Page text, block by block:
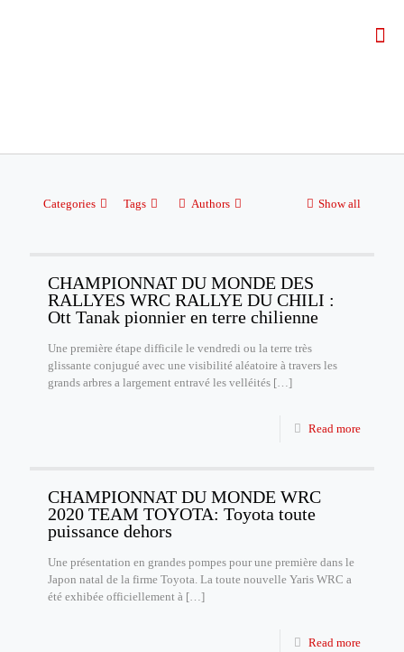
Categories Tags Authors Show all
CHAMPIONNAT DU MONDE DES
RALLYES WRC RALLYE DU CHILI :
Ott Tanak pionnier en terre chilienne
Une première étape difficile le vendredi ou la terre très
glissante conjugué avec une visibilité aléatoire à travers les
grands arbres a largement entravé les velléités […]
Read more
CHAMPIONNAT DU MONDE WRC
2020 TEAM TOYOTA: Toyota toute
puissance dehors
Une présentation en grandes pompes pour une première dans le
Japon natal de la firme Toyota. La toute nouvelle Yaris WRC a
été exhibée officiellement à […]
Read more